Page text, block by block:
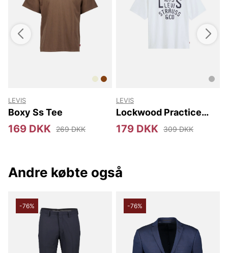
Tak fordi du handler i vores webshop. Besøg os også i vores
butik i Vingåker.
Læs mere på www.vfo.se
LEVIS
Boxy Ss Tee
169 DKK 269 DKK
LEVIS
Lockwood Practice
Tee
179 DKK 309 DKK
Andre købte også
-76% -76%